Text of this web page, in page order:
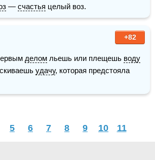
— счастья целый воз.
+82
делом льешь или плещешь воду
удачу, которая предстояла
5 6 7 8 9 10 11